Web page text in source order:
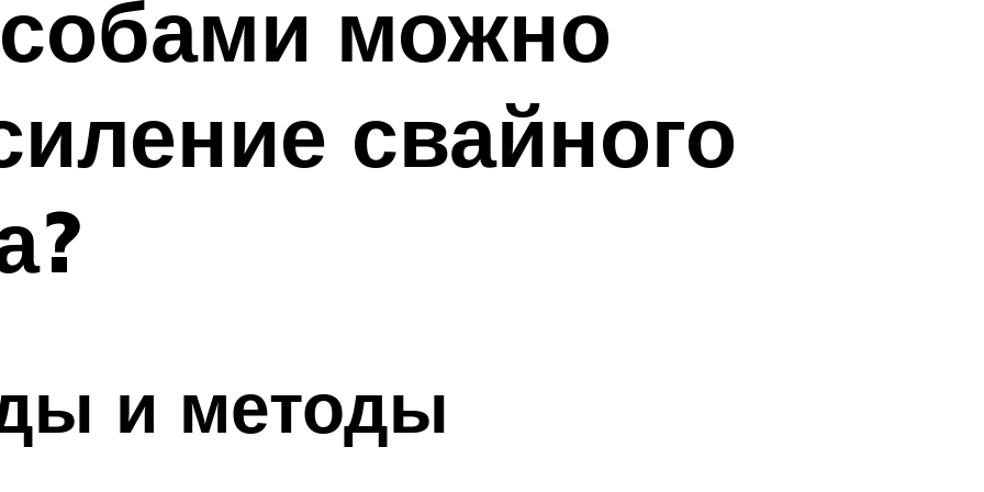
можно
свайного
и методы